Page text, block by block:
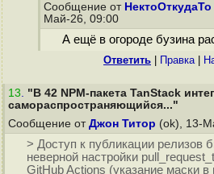
Сообщение от НектоОткудаТо
Май-26, 09:00
А ещё в огороде бузина
Ответить Правка|
13. "В 42 NPM-пакета TanStack
самораспространяющийся..."
Сообщение от Джон Титор (ok), 13-
> Доступ к публикации релизов
неверной настройки
GitHub Actions (указание маски в